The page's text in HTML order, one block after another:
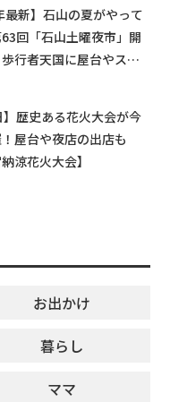
最新】石山の夏がやって
回「石山土曜夜市」開
行者天国に屋台やステ
】歴史ある花火大会が今
屋台や夜店の出店も
涼花火大会】
お出かけ
暮らし
ママ